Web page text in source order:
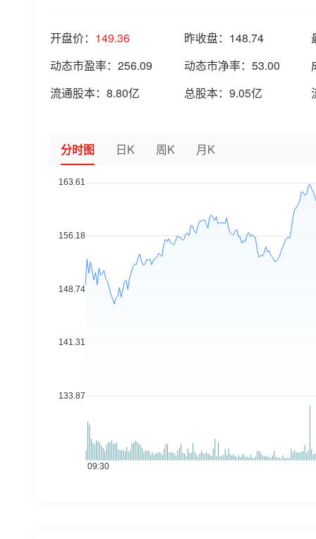
开盘价： 149.36 昨收盘： 148.74
动态市盈率： 256.09 动态市净率： 53.00
流通股本： 8.80亿 总股本： 9.05亿
分时图 日K 周K 月K